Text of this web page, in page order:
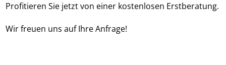
Profitieren Sie jetzt von einer kostenlosen Erstberatung.
Wir freuen uns auf Ihre Anfrage!